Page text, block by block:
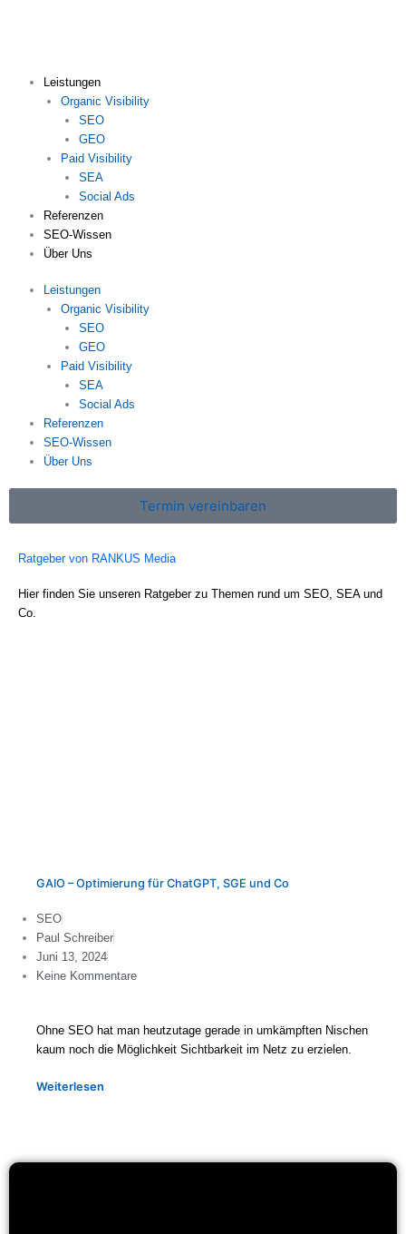
Leistungen
Organic Visibility
SEO
GEO
Paid Visibility
SEA
Social Ads
Referenzen
SEO-Wissen
Über Uns
Leistungen
Organic Visibility
SEO
GEO
Paid Visibility
SEA
Social Ads
Referenzen
SEO-Wissen
Über Uns
Termin vereinbaren
Ratgeber von RANKUS Media
Hier finden Sie unseren Ratgeber zu Themen rund um SEO, SEA und
Co.
GAIO – Optimierung für ChatGPT, SGE und Co
SEO
Paul Schreiber
Juni 13, 2024
Keine Kommentare
Ohne SEO hat man heutzutage gerade in umkämpften Nischen
kaum noch die Möglichkeit Sichtbarkeit im Netz zu erzielen.
Weiterlesen